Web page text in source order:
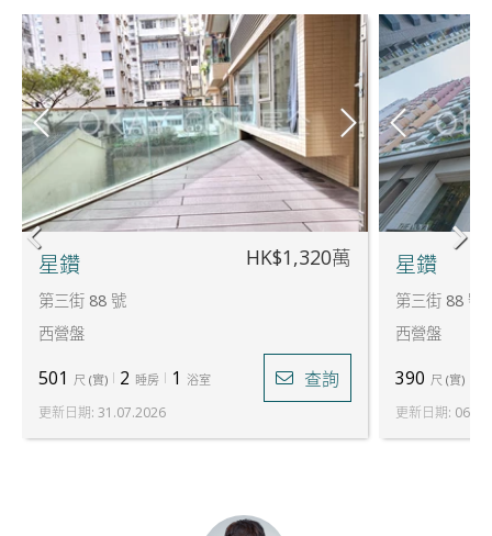
星鑽
第三街 88 號
西營盤
HK$1,320萬
501 尺 (實) 2 睡房 1 浴室 查詢
更新日期: 31.07.2026
星鑽
第三街 88 號
西營盤
390 尺 (實)
更新日期: